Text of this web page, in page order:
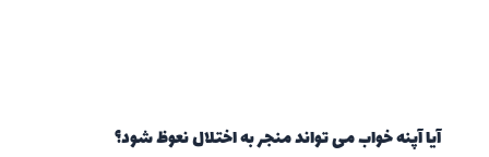
آیا آپنه خواب می تواند منجر به اختلال نعوظ شود؟